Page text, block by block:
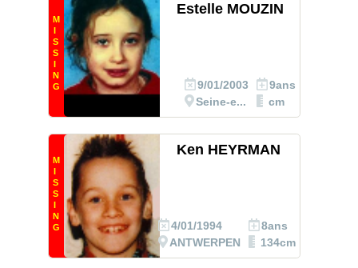
M
S
S
N
G
Estelle MOUZIN
9/01/2003
Seine-e...
9ans
cm
M
S
S
N
G
Ken HEYRMAN
4/01/1994
ANTWERPEN
8ans
134cm